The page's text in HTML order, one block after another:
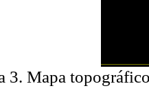
3. Mapa